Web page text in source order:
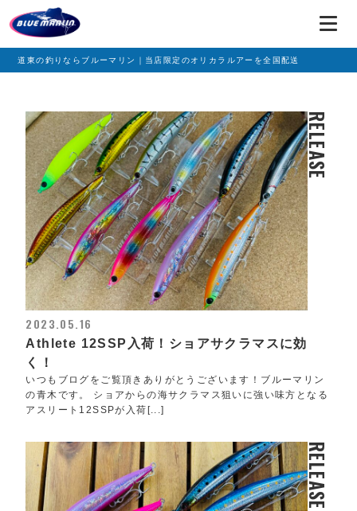
道東の釣りならブルーマリン｜当店限定のオリカラルアーを全国配送
RELEASE
2023.05.16
Athlete 12SSP入荷！ショアサクラマスに効
く！
いつもブログをご覧頂きありがとうございます！ブルーマリン
の青木です。 ショアからの海サクラマス狙いに強い味方となる
アスリート12SSPが入荷[...]
RELEASE